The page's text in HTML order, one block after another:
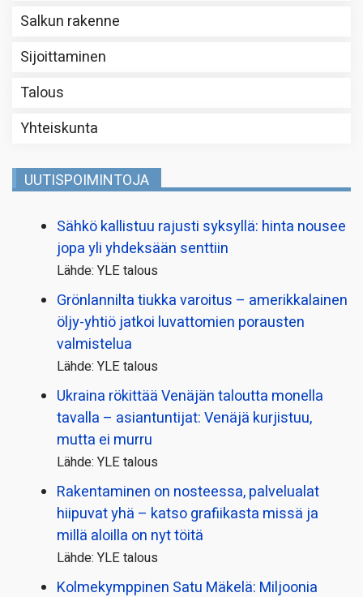
Salkun rakenne
Sijoittaminen
Talous
Yhteiskunta
UUTISPOIMINTOJA
Sähkö kallistuu rajusti syksyllä: hinta nousee
jopa yli yhdeksään senttiin
Lähde: YLE talous
Grönlannilta tiukka varoitus – amerikkalainen
öljy-yhtiö jatkoi luvattomien porausten
valmistelua
Lähde: YLE talous
Ukraina rökittää Venäjän taloutta monella
tavalla – asiantuntijat: Venäjä kurjistuu,
mutta ei murru
Lähde: YLE talous
Rakentaminen on nosteessa, palvelualat
hiipuvat yhä – katso grafiikasta missä ja
millä aloilla on nyt töitä
Lähde: YLE talous
Kolmekymppinen Satu Mäkelä: Miljoonia